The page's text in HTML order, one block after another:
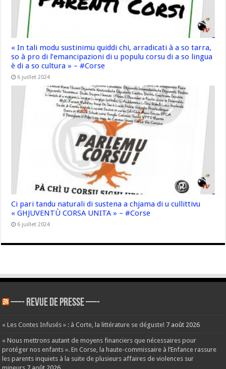
« In tali modu sustinimu quiddi chi, arradicati à a so tarra,
so à pro di l’emancipazioni di u populu corsu di a so lingua
è di a so cultura » – #Corse
6 juillet 2024
Ci pari tandu naturali di sustena a chjama di u cullittivu
« GHJUVENTÙ CORSA UNITA » – #Corse
6 juillet 2024
—- REVUE DE PRESSE —-
« Les Contes Infusés » : à Corte, la littérature se déguste! 7 août 2026
« Nous mettrons autant de moyens financiers que nécessaires pour
protéger nos enfants ». En Corse, la haute-commissaire à l’Enfance rassure
les parents inquiets à la suite de plusieurs affaires de violences sur